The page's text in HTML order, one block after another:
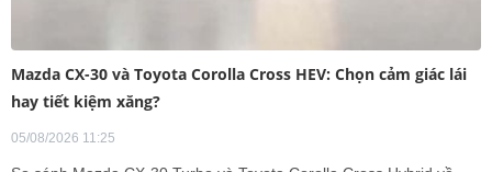
Mazda CX-30 và Toyota Corolla Cross HEV: Chọn cảm giác lái
hay tiết kiệm xăng?
05/08/2026 11:25